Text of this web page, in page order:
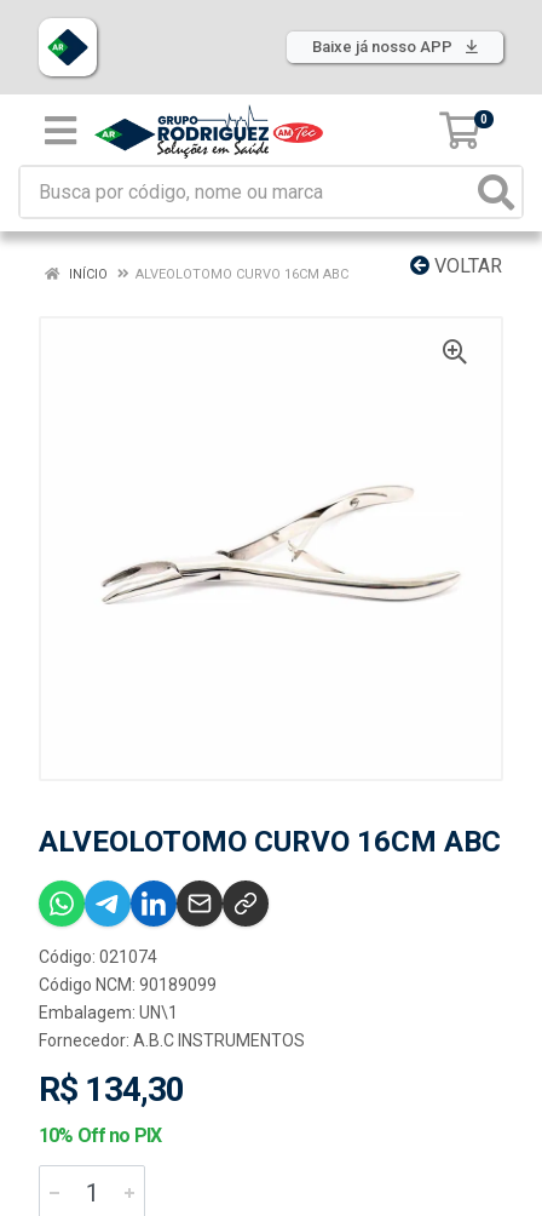
Baixe já nosso APP
0
VOLTAR
INÍCIO ALVEOLOTOMO CURVO 16CM ABC
ALVEOLOTOMO CURVO 16CM ABC
Código: 021074
Código NCM: 90189099
Embalagem: UN\1
Fornecedor: A.B.C INSTRUMENTOS
R$ 134,30
10% Off no PIX